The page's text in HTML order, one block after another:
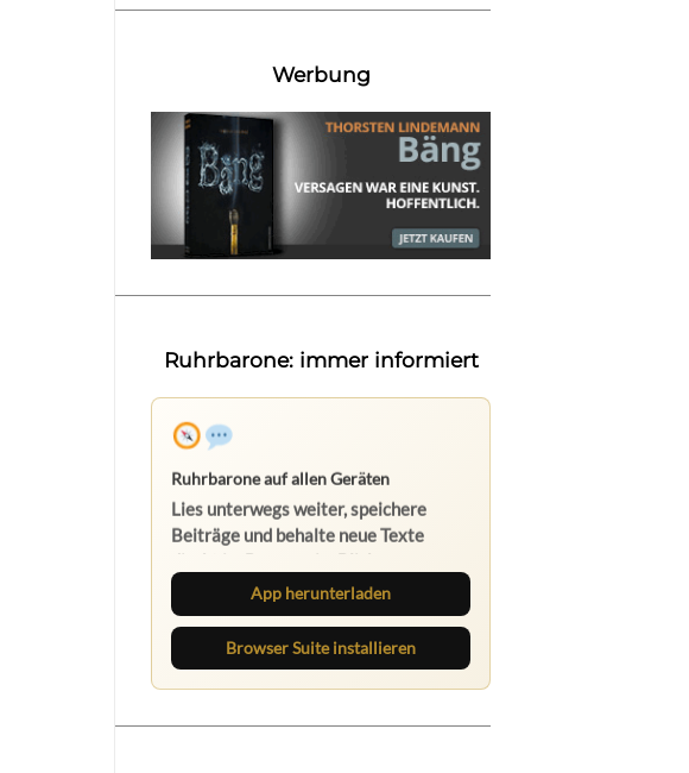
Werbung
Ruhrbarone: immer informiert
App herunterladen
Browser Suite installieren